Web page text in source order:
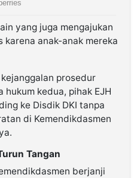
yang juga mengajukan
karena anak-anak mereka
prosedur
kedua, pihak EJH
ke Disdik DKI tanpa
di Kemendikdasmen
Tangan
berjanji